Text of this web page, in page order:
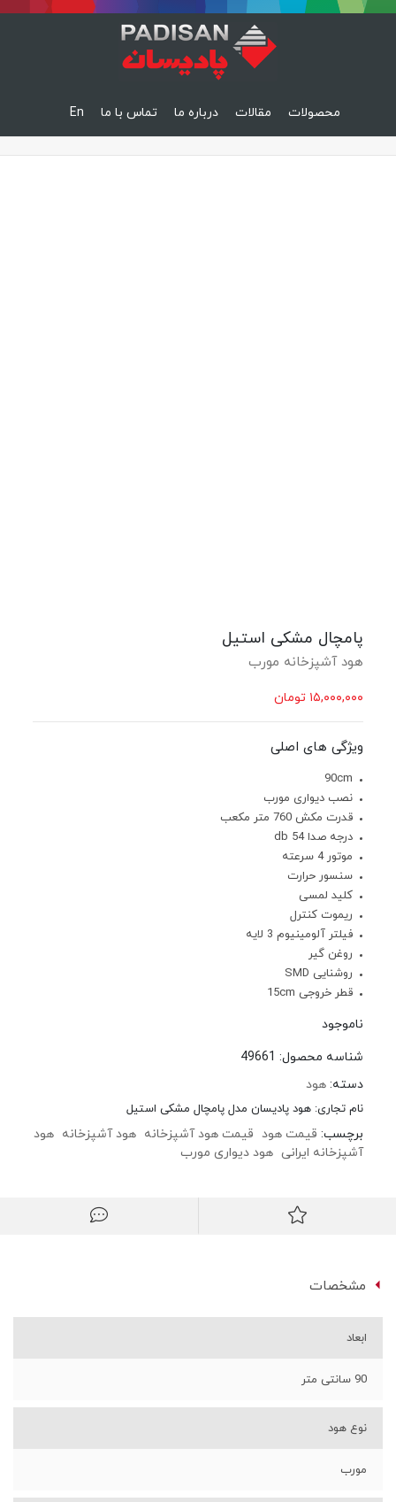
محصولات مقالات درباره ما تماس با ما En
پامچال مشکی استیل
هود آشپزخانه مورب
۱۵,۰۰۰,۰۰۰ تومان
ویژگی های اصلی
90cm
نصب دیواری مورب
قدرت مکش 760 متر مکعب
درجه صدا 54 db
موتور 4 سرعته
سنسور حرارت
کلید لمسی
ریموت کنترل
فیلتر آلومینیوم 3 لایه
روغن گیر
روشنایی SMD
قطر خروجی 15cm
ناموجود
شناسه محصول: 49661
دسته: هود
نام تجاری: هود پادیسان مدل پامچال مشکی استیل
برچسب: قیمت هود قیمت هود آشپزخانه هود آشپزخانه هود
آشپزخانه ایرانی هود دیواری مورب
مشخصات
ابعاد
90 سانتی متر
نوع هود
مورب